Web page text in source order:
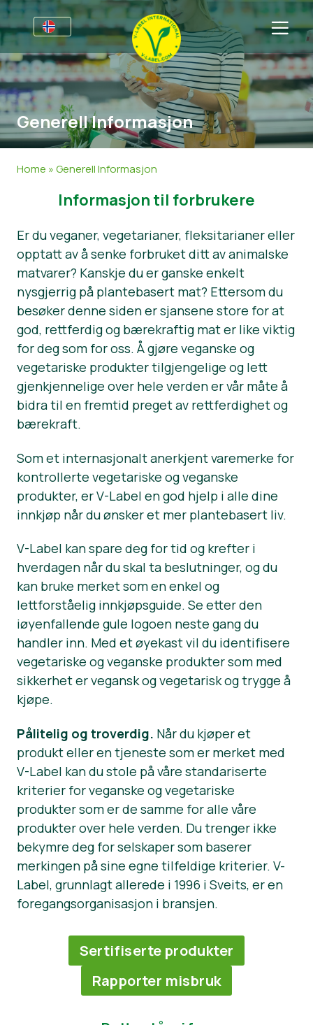
For bedrifter
Informasjon for produsenter
V-Label Webinars
Bli sertifisert
Sektorer
Generell Informasjon
FAQ
Bli sertifisert
Rapporter misbruk
Customer area
Nyheter
Trykk på Materialer
Generell Informasjon
Home »Generell Informasjon
Informasjon til forbrukere
Er du veganer, vegetarianer, fleksitarianer eller
opptatt av å senke forbruket ditt av animalske
matvarer? Kanskje du er ganske enkelt
nysgjerrig på plantebasert mat? Ettersom du
besøker denne siden er sjansene store for at
god, rettferdig og bærekraftig mat er like viktig
for deg som for oss. Å gjøre veganske og
vegetariske produkter tilgjengelige og lett
gjenkjennelige over hele verden er vår måte å
bidra til en fremtid preget av rettferdighet og
bærekraft.
Som et internasjonalt anerkjent varemerke for
kontrollerte vegetariske og veganske
produkter, er V-Label en god hjelp i alle dine
innkjøp når du ønsker et mer plantebasert liv.
V-Label kan spare deg for tid og krefter i
hverdagen når du skal ta beslutninger, og du
kan bruke merket som en enkel og
lettforståelig innkjøpsguide. Se etter den
iøyenfallende gule logoen neste gang du
handler inn. Med et øyekast vil du identifisere
vegetariske og veganske produkter som med
sikkerhet er vegansk og vegetarisk og trygge å
kjøpe.
Pålitelig og troverdig. Når du kjøper et
produkt eller en tjeneste som er merket med
V-Label kan du stole på våre standariserte
kriterier for veganske og vegetariske
produkter som er de samme for alle våre
produkter over hele verden. Du trenger ikke
bekymre deg for selskaper som baserer
merkingen på sine egne tilfeldige kriterier. V-
Label, grunnlagt allerede i 1996 i Sveits, er en
foregangsorganisasjon i bransjen.
Sertifiserte produkter
Rapporter misbruk